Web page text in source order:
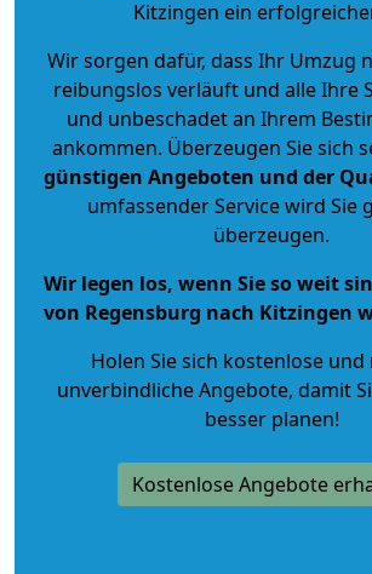
Kitzingen ein
Wir sorgen dafür, dass Ihr Umzug
reibungslos verläuft und alle Ihre
und unbeschadet an Ihrem
ankommen. Überzeugen Sie sich
günstigen Angeboten und der
umfassender Service wird Sie
überzeugen.
Wir legen los, wenn Sie so weit
von Regensburg nach Kitzingen
Holen Sie sich kostenlose
unverbindliche Angebote, damit
besser planen!
Kostenlose Angebote